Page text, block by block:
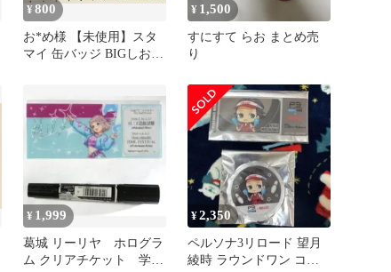
¥800
お*め様 【未使用】スタ
マイ 缶バッジ BIGしおり
¥ 1,500
すにすて らお まとめ売
り
¥ 1,999
葛城 リーリヤ ホログラ
ム クリアチケット 学マ
¥2,350
ペルソナ3リロード 望月
綾時 ラウンドワン コー